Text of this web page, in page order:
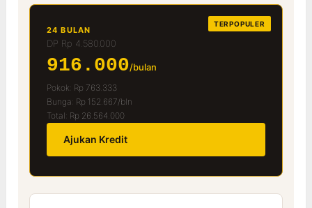
24 BULAN
TERPOPULER
DP Rp 4.580.000
916.000/bulan
Pokok: Rp 763.333
Bunga: Rp 152.667/bln
Total: Rp 26.564.000
Ajukan Kredit